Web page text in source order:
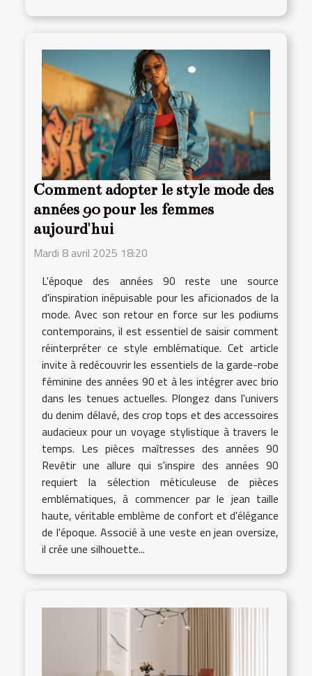
Comment adopter le style mode des
années 90 pour les femmes
aujourd'hui
Mardi 8 avril 2025 18:20
L'époque des années 90 reste une source
d'inspiration inépuisable pour les aficionados de la
mode. Avec son retour en force sur les podiums
contemporains, il est essentiel de saisir comment
réinterpréter ce style emblématique. Cet article
invite à redécouvrir les essentiels de la garde-robe
féminine des années 90 et à les intégrer avec brio
dans les tenues actuelles. Plongez dans l'univers
du denim délavé, des crop tops et des accessoires
audacieux pour un voyage stylistique à travers le
temps. Les pièces maîtresses des années 90
Revêtir une allure qui s'inspire des années 90
requiert la sélection méticuleuse de pièces
emblématiques, à commencer par le jean taille
haute, véritable emblème de confort et d'élégance
de l'époque. Associé à une veste en jean oversize,
il crée une silhouette...